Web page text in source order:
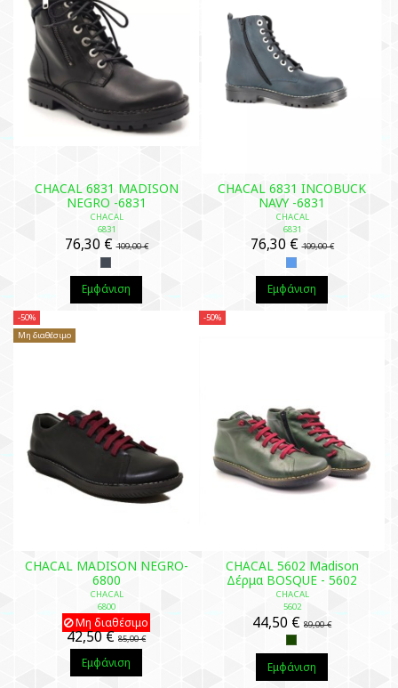
CHACAL 6831 MADISON
NEGRO -6831
CHACAL
6831
76,30 €109,00 €
Εμφάνιση
CHACAL 6831 INCOBUCK
NAVY -6831
CHACAL
6831
76,30 €109,00 €
Εμφάνιση
-50%
Μη διαθέσιμο
CHACAL MADISON NEGRO-
6800
CHACAL
6800
Μη διαθέσιμο
42,50 €85,00 €
Εμφάνιση
-50%
CHACAL 5602 Madison
Δέρμα BOSQUE - 5602
CHACAL
5602
44,50 € 89,00 €
Εμφάνιση